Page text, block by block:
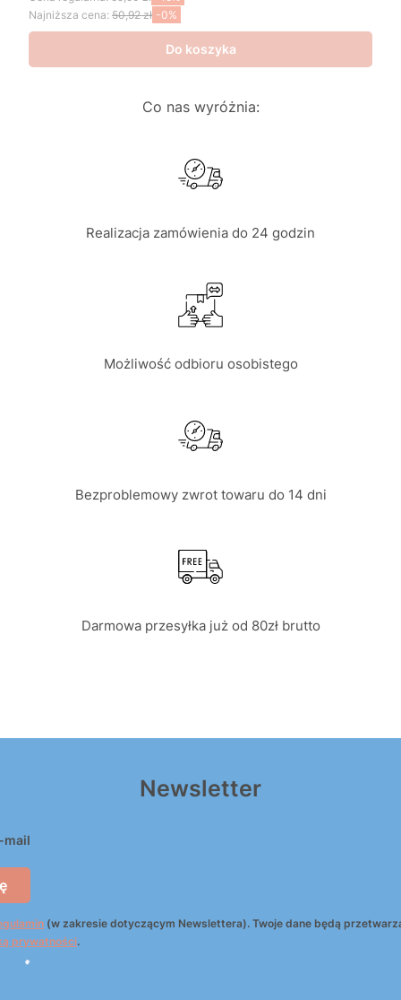
Najniższa cena: 50,92 zł -0%
Do koszyka
Co nas wyróżnia:
Realizacja zamówienia do 24 godzin
Możliwość odbioru osobistego
Bezproblemowy zwrot towaru do 14 dni
Darmowa przesyłka już od 80zł brutto
Newsletter
mail
(w zakresie dotyczącym Newslettera). Twoje dane będą
prywatności.